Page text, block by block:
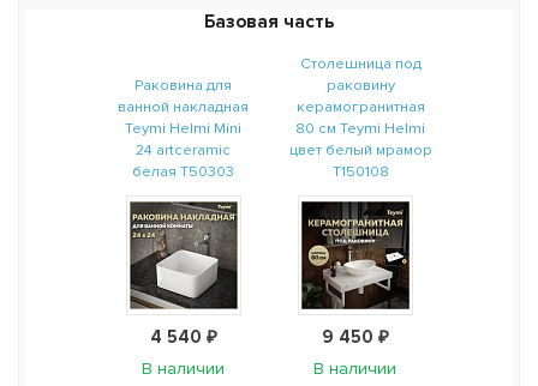
Базовая часть
Раковина для
ванной накладная
Teymi Helmi Mini
24 artceramic
белая T50303
4 540 ₽
В наличии
Столешница под
раковину
керамогранитная
80 см Teymi Helmi
цвет белый мрамор
T150108
9 450 ₽
В наличии